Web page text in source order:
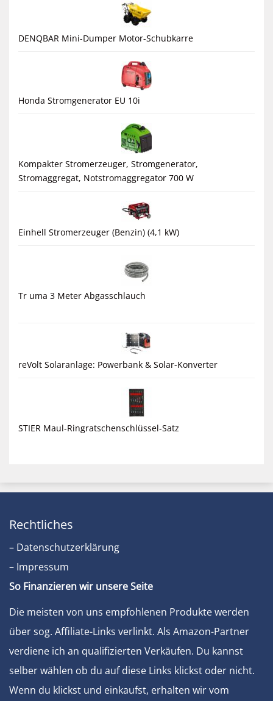
DENQBAR Mini-Dumper Motor-Schubkarre
Honda Stromgenerator EU 10i
Kompakter Stromerzeuger, Stromgenerator,
Stromaggregat, Notstromaggregator 700 W
Einhell Stromerzeuger (Benzin) (4,1 kW)
Tr uma 3 Meter Abgasschlauch
reVolt Solaranlage: Powerbank & Solar-Konverter
STIER Maul-Ringratschenschlüssel-Satz
Rechtliches
– Datenschutzerklärung
– Impressum
So Finanzieren wir unsere Seite
Die meisten von uns empfohlenen Produkte werden
über sog. Affiliate-Links verlinkt. Als Amazon-Partner
verdiene ich an qualifizierten Verkäufen. Du kannst
selber wählen ob du auf diese Links klickst oder nicht.
Wenn du klickst und einkaufst, erhalten wir vom